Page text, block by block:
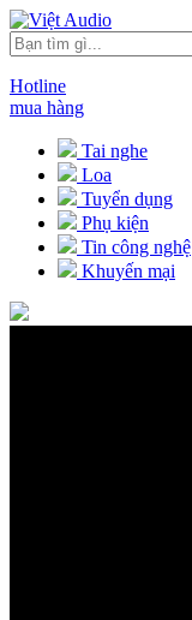
Hotline
mua hàng
Tai nghe
Loa
Tuyển dụng
Phụ kiện
Tin công nghệ
Khuyến mại